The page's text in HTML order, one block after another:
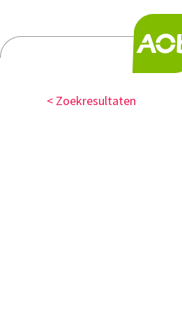
< Zoekresultaten